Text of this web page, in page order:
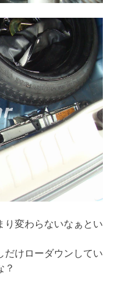
り変わらないなぁとい
だけローダウンしてい
？